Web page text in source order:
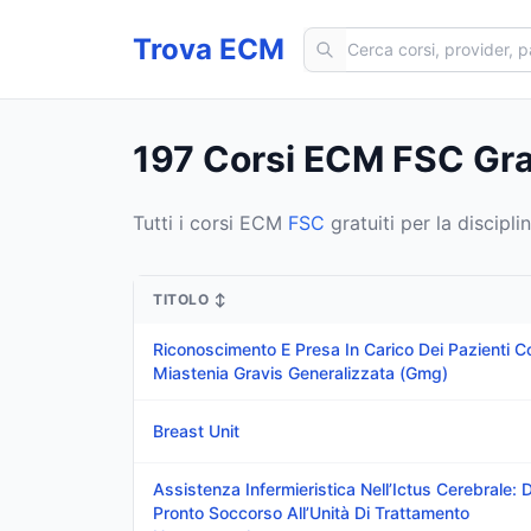
Trova ECM Cerca corsi ECM
197 Corsi ECM FSC
Tutti i corsi ECM FSC gratuiti per la
TITOLO ↕
Riconoscimento E Presa In Carico Dei Pazienti
Miastenia Gravis Generalizzata (Gmg)
Breast Unit
Assistenza Infermieristica Nell’Ictus Cerebrale:
Pronto Soccorso All’Unità Di Trattamento